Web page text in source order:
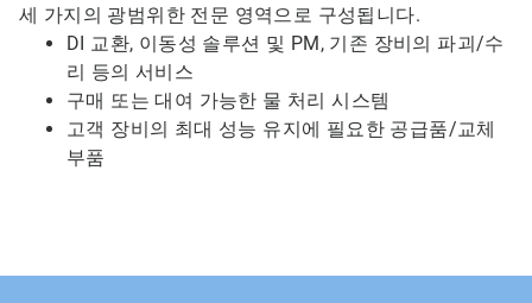
세 가지의 광범위한 전문 영역으로 구성됩니다.
DI 교환, 이동성 솔루션 및 PM, 기존 장비의 파괴/수
리 등의 서비스
구매 또는 대여 가능한 물 처리 시스템
고객 장비의 최대 성능 유지에 필요한 공급품/교체
부품